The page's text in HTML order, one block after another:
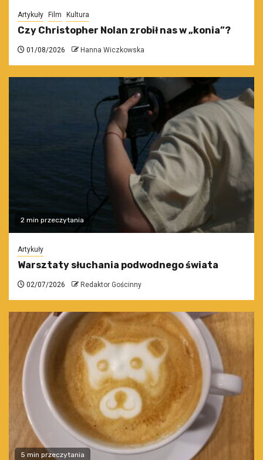
Artykuły Film Kultura
Czy Christopher Nolan zrobił nas w „konia”?
01/08/2026 Hanna Wiczkowska
2 min przeczytania
Artykuły
Warsztaty słuchania podwodnego świata
02/07/2026 Redaktor Gościnny
5 min przeczytania